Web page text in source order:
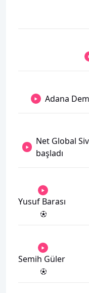
Adana
Net Global
başladı
Yusuf Barası
Semih Güler